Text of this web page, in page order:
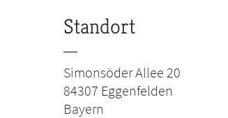
Standort
Simonsöder Allee 20
84307 Eggenfelden
Bayern